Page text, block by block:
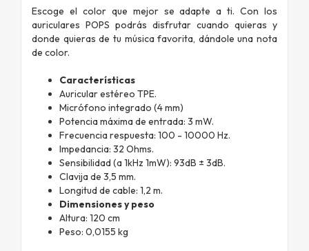
Escoge el color que mejor se adapte a ti. Con los
auriculares POPS podrás disfrutar cuando quieras y
donde quieras de tu música favorita, dándole una nota
de color.
Características
Auricular estéreo TPE.
Micrófono integrado (4 mm)
Potencia máxima de entrada: 3 mW.
Frecuencia respuesta: 100 - 10000 Hz.
Impedancia: 32 Ohms.
Sensibilidad (a 1kHz 1mW): 93dB ± 3dB.
Clavija de 3,5 mm.
Longitud de cable: 1,2 m.
Dimensiones y peso
Altura: 120 cm
Peso: 0,0155 kg